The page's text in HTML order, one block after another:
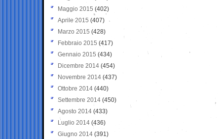
Maggio 2015 (402)
Aprile 2015 (407)
Marzo 2015 (428)
Febbraio 2015 (417)
Gennaio 2015 (434)
Dicembre 2014 (454)
Novembre 2014 (437)
Ottobre 2014 (440)
Settembre 2014 (450)
Agosto 2014 (433)
Luglio 2014 (436)
Giugno 2014 (391)